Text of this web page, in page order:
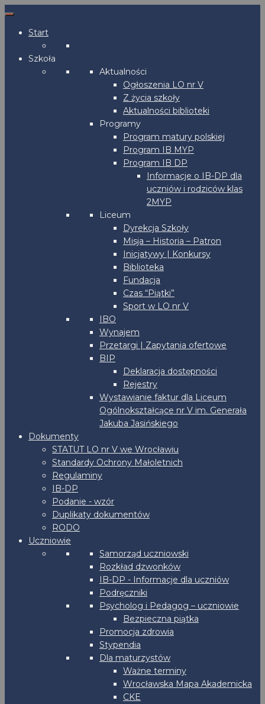
Start
Szkoła
Aktualności
Ogłoszenia LO nr V
Z życia szkoły
Aktualności biblioteki
Programy
Program matury polskiej
Program IB MYP
Program IB DP
Informacje o IB-DP dla
uczniów i rodziców klas
2MYP
Liceum
Dyrekcja Szkoły
Misja – Historia – Patron
Inicjatywy | Konkursy
Biblioteka
Fundacja
Czas “Piątki”
Sport w LO nr V
IBO
Wynajem
Przetargi | Zapytania ofertowe
BIP
Deklaracja dostępności
Rejestry
Wystawianie faktur dla Liceum
Ogólnokształcące nr V im. Generała
Jakuba Jasińskiego
Dokumenty
STATUT LO nr V we Wrocławiu
Standardy Ochrony Małoletnich
Regulaminy
IB-DP
Podanie - wzór
Duplikaty dokumentów
RODO
Uczniowie
Samorząd uczniowski
Rozkład dzwonków
IB-DP - Informacje dla uczniów
Podręczniki
Psycholog i Pedagog – uczniowie
Bezpieczna piątka
Promocja zdrowia
Stypendia
Dla maturzystów
Ważne terminy
Wrocławska Mapa Akademicka
CKE